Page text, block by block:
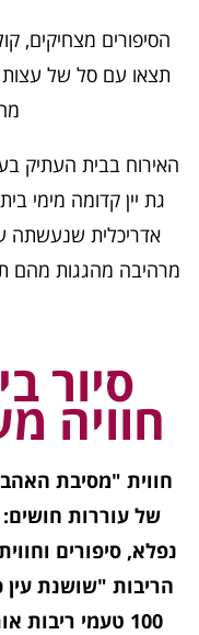
הסיפורים מצחיקים,
תצאו עם סל של
האירוח בבית העתיק
גת יין קדומה מימי
אדריכלית שנעשתה
מרהיבה מהגגות מהם
סיור
חוויה
חווית "מסיבת
של עוררות חושים:
נפלא, סיפורים
הריבות "שושנת
100 טעמי